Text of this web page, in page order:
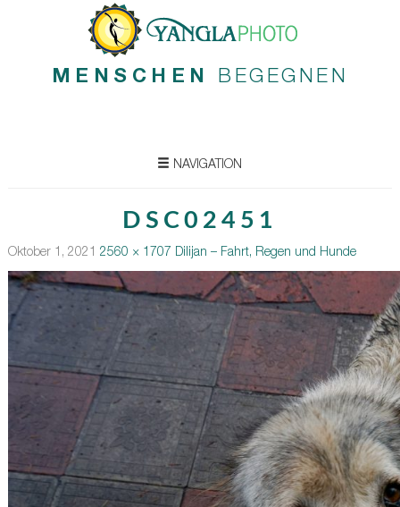
MENSCHEN BEGEGNEN
NAVIGATION
DSC02451
Oktober 1, 2021 2560 × 1707 Dilijan – Fahrt, Regen und Hunde